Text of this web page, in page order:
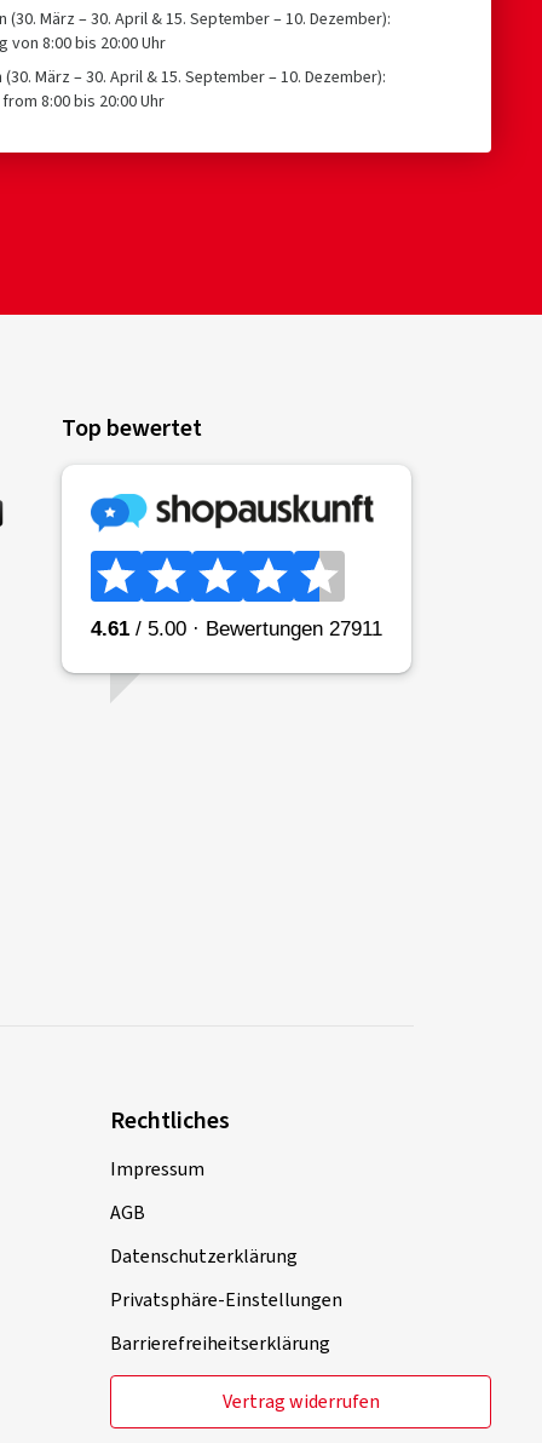
(30. März – 30. April & 15. September – 10. Dezember):
von 8:00 bis 20:00 Uhr
März – 30. April & 15. September – 10. Dezember):
8:00 bis 20:00 Uhr
Top bewertet
Rechtliches
Impressum
AGB
Datenschutzerklärung
Privatsphäre-Einstellungen
Barrierefreiheitserklärung
Vertrag widerrufen